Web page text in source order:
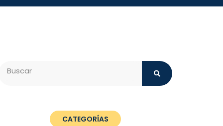
CATEGORÍAS